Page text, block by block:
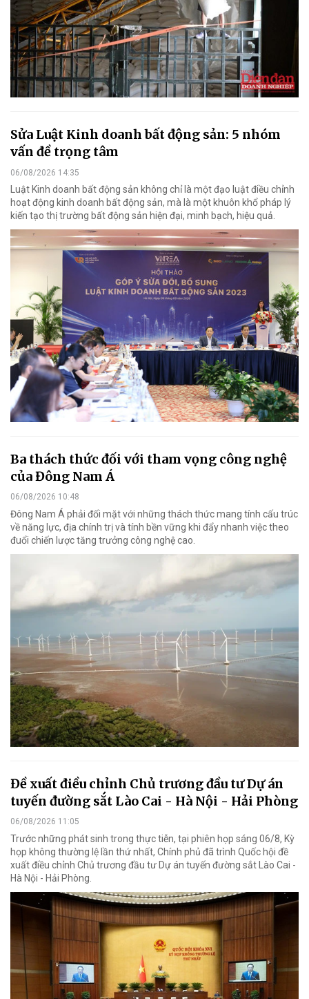
Sửa Luật Kinh doanh bất động sản: 5 nhóm
vấn đề trọng tâm
06/08/2026 14:35
Luật Kinh doanh bất động sản không chỉ là một đạo luật điều chỉnh
hoạt động kinh doanh bất động sản, mà là một khuôn khổ pháp lý
kiến tạo thị trường bất động sản hiện đại, minh bạch, hiệu quả.
Ba thách thức đối với tham vọng công nghệ
của Đông Nam Á
06/08/2026 10:48
Đông Nam Á phải đối mặt với những thách thức mang tính cấu trúc
về năng lực, địa chính trị và tính bền vững khi đẩy nhanh việc theo
đuổi chiến lược tăng trưởng công nghệ cao.
Đề xuất điều chỉnh Chủ trương đầu tư Dự án
tuyến đường sắt Lào Cai - Hà Nội - Hải Phòng
06/08/2026 11:05
Trước những phát sinh trong thực tiễn, tại phiên họp sáng 06/8, Kỳ
họp không thường lệ lần thứ nhất, Chính phủ đã trình Quốc hội đề
xuất điều chỉnh Chủ trương đầu tư Dự án tuyến đường sắt Lào Cai -
Hà Nội - Hải Phòng.